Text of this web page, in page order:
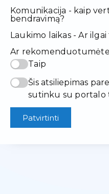
Komunikacija - kaip
bendravimą?
Laukimo laikas - Ar
Ar
Taip
Šis atsiliepimas
sutinku su portalo
Patvirtinti